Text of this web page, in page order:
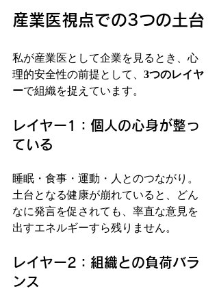
産業医視点での3つの土台
私が産業医として企業を見るとき、心
理的安全性の前提として、 3つのレイヤ
ーで組織を捉えています。
レイヤー1：個人の心身が整っ
ている
睡眠・食事・運動・人とのつながり。
土台となる健康が崩れていると、どん
なに発言を促されても、率直な意見を
出すエネルギーすら残りません。
レイヤー2：組織との負荷バラ
ンス